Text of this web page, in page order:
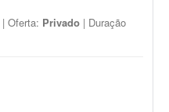
| Oferta: Privado | Duração